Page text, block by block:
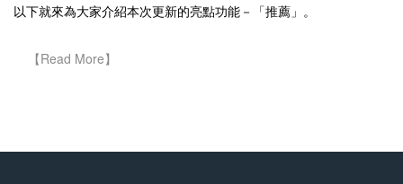
以下就來為大家介紹本次更新的亮點功能－「推薦」。
Posts navigation